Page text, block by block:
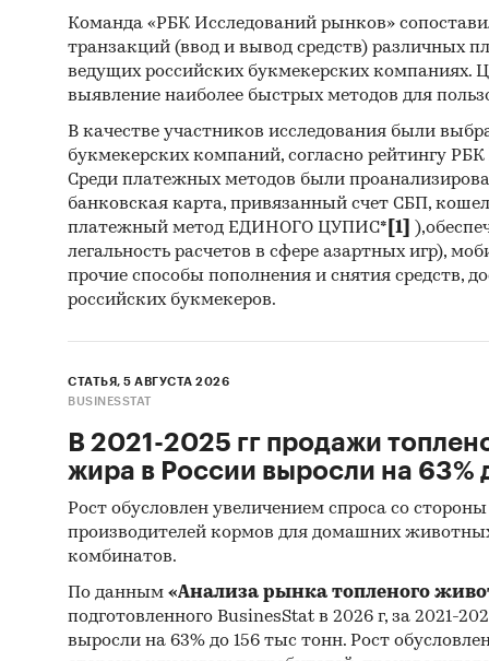
Команда «РБК Исследований рынков»
транзакций (ввод и вывод средств) различных
ведущих российских букмекерских компаниях.
выявление наиболее быстрых методов для
В качестве участников исследования были
букмекерских компаний, согласно рейтингу
Среди платежных методов были
банковская карта, привязанный счет СБП,
платежный метод ЕДИНОГО ЦУПИС* [1]
легальность расчетов в сфере азартных игр),
прочие способы пополнения и снятия средств,
российских букмекеров.
СТАТЬЯ, 5 АВГУСТА 2026
BUSINESSTAT
В 2021-2025 гг продажи
жира в России выросли на 63%
Рост обусловлен увеличением спроса со
производителей кормов для домашних
комбинатов.
По данным «Анализа рынка топленого
подготовленного BusinesStat в 2026 г, за 2021-
выросли на 63% до 156 тыс тонн. Рост